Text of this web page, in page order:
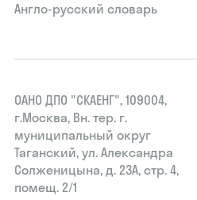
Англо-русский словарь
ОАНО ДПО "СКАЕНГ", 109004,
г.Москва, Вн. тер. г.
муниципальный округ
Таганский, ул. Александра
Солженицына, д. 23А, стр. 4,
помещ. 2/1